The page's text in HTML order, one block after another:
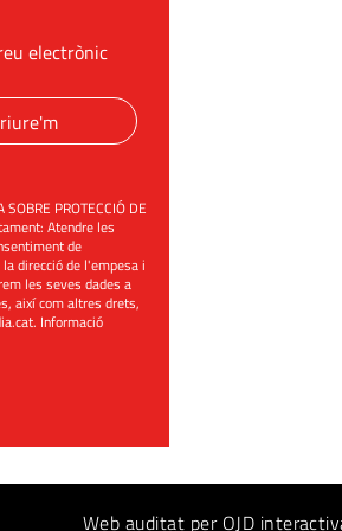
electrònic
PROTECCIÓ DE
Atendre les
de
direcció de l'empesa i
les seves dades a
així com altres drets,
. Informació
Web auditat per OJD